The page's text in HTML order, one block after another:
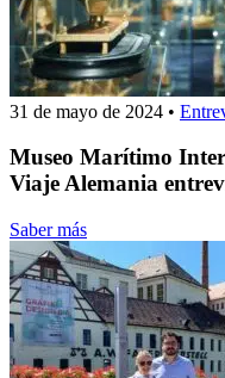
31 de mayo de 2024 •
Museo Marítimo
Viaje Alemania
Saber más